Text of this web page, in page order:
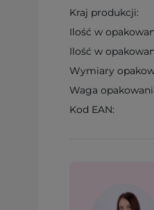
Kraj produkcji:
Ilość w
Ilość w
Wymiary
Waga
Kod EAN: